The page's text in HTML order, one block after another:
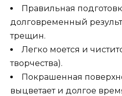
Правильная
долговременный
трещин.
Легко моется и
творчества).
Покрашенная
выцветает и долгое